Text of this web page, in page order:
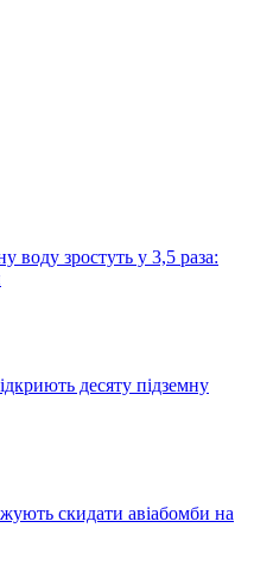
воду зростуть у 3,5 раза:
десяту підземну
скидати авіабомби на